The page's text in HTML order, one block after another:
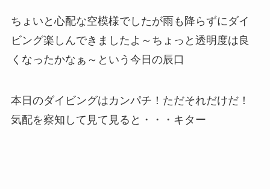
ちょいと心配な空模様でしたが雨も降らずにダイ
ビング楽しんできましたよ～ちょっと透明度は良
くなったかなぁ～という今日の辰口
本日のダイビングはカンパチ！ただそれだけだ！
気配を察知して見て見ると・・・キター